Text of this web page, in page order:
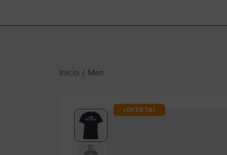
Inicio / Men
¡OFERTA!